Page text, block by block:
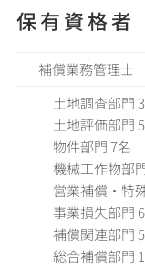
保有資格者
補償業務管理士
土地調査部門
土地評価部門
物件部門 7名
機械工作物部
営業補償・特
事業損失部門
補償関連部門
総合補償部門